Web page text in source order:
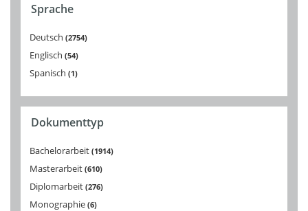
Sprache
Deutsch 2754
Englisch 54
Spanisch 1
Dokumenttyp
Bachelorarbeit 1914
Masterarbeit 610
Diplomarbeit 276
Monographie 6